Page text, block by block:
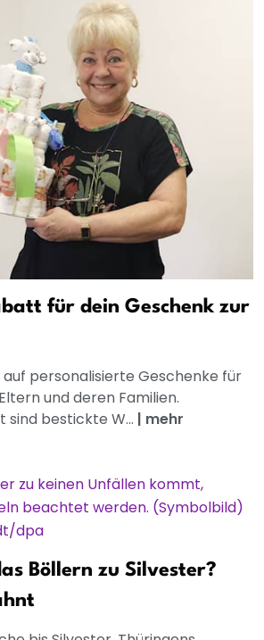
für dein Geschenk zur
personalisierte Geschenke für
und deren Familien.
sind bestickte W... | mehr
Böllern zu Silvester?